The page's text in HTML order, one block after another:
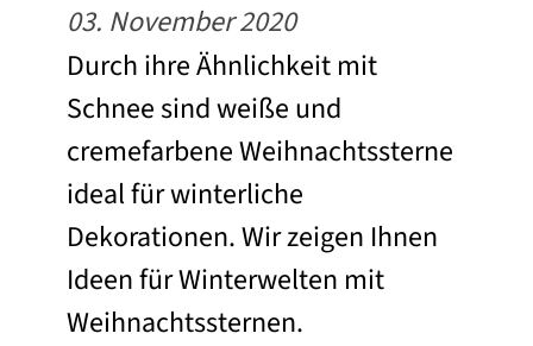
03. November 2020
Durch ihre Ähnlichkeit mit
Schnee sind weiße und
cremefarbene Weihnachtssterne
ideal für winterliche
Dekorationen. Wir zeigen Ihnen
Ideen für Winterwelten mit
Weihnachtssternen.